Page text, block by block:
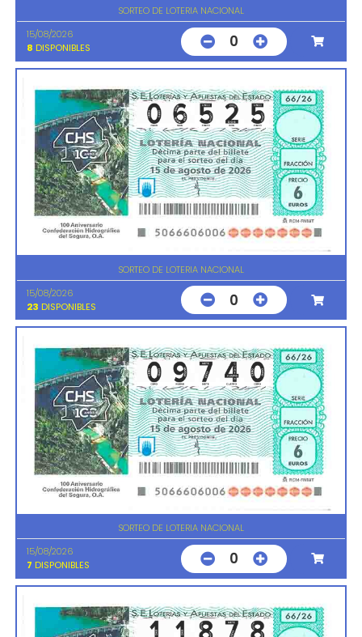
SORTEO DE LOTERIA NACIONAL
15/08/2026
8 DISPONIBLES 0
SORTEO DE LOTERIA NACIONAL
15/08/2026
23 DISPONIBLES 0
SORTEO DE LOTERIA NACIONAL
15/08/2026
7 DISPONIBLES 0